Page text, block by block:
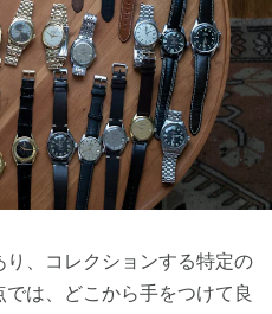
、コレクションする特定の
は、どこから手をつけて良